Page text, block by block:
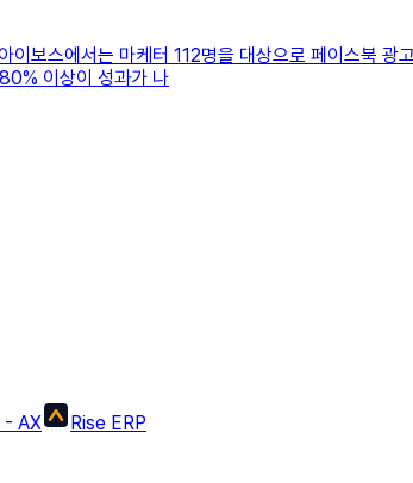
이보스에서는 마케터 112명을 대상으로 페이스북
이상이 성과가 나
- AX Rise ERP